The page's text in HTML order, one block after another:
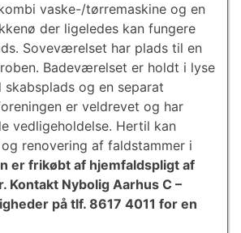
vaske-/tørremaskine og en
der ligeledes kan fungere
Soveværelset har plads til en
Badeværelset er holdt i lyse
skabsplads og en separat
er veldrevet og har
vedligeholdelse. Hertil kan
renovering af faldstammer i
er frikøbt af hjemfaldspligt af
Kontakt Nybolig Aarhus C –
på tlf. 8617 4011 for en